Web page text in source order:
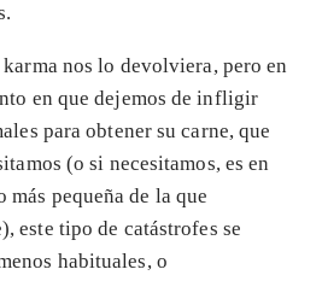
nos lo devolviera, pero en
en que dejemos de infligir
para obtener su carne, que
(o si necesitamos, es en
pequeña de la que
este tipo de catástrofes se
habituales, o